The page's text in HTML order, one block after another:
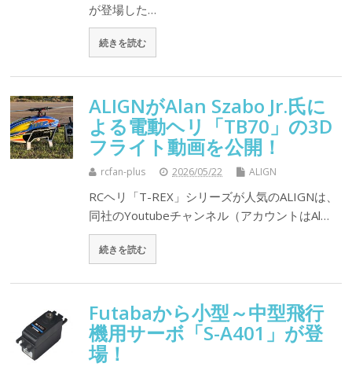
が登場した…
続きを読む
ALIGNがAlan Szabo Jr.氏に
よる電動ヘリ「TB70」の3D
フライト動画を公開！
rcfan-plus 2026/05/22 ALIGN
RCヘリ「T-REX」シリーズが人気のALIGNは、
同社のYoutubeチャンネル（アカウントはAl…
続きを読む
Futabaから小型～中型飛行
機用サーボ「S-A401」が登
場！